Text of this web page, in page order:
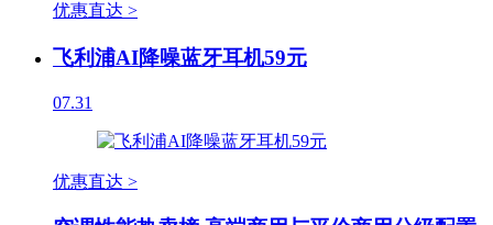
优惠直达 >
飞利浦AI降噪蓝牙耳机59元
07.31
优惠直达 >